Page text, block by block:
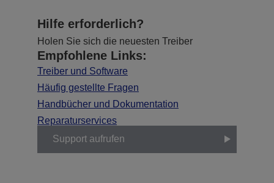
Hilfe erforderlich?
Holen Sie sich die neuesten Treiber
Empfohlene Links:
Treiber und Software
Häufig gestellte Fragen
Handbücher und Dokumentation
Reparaturservices
Support aufrufen